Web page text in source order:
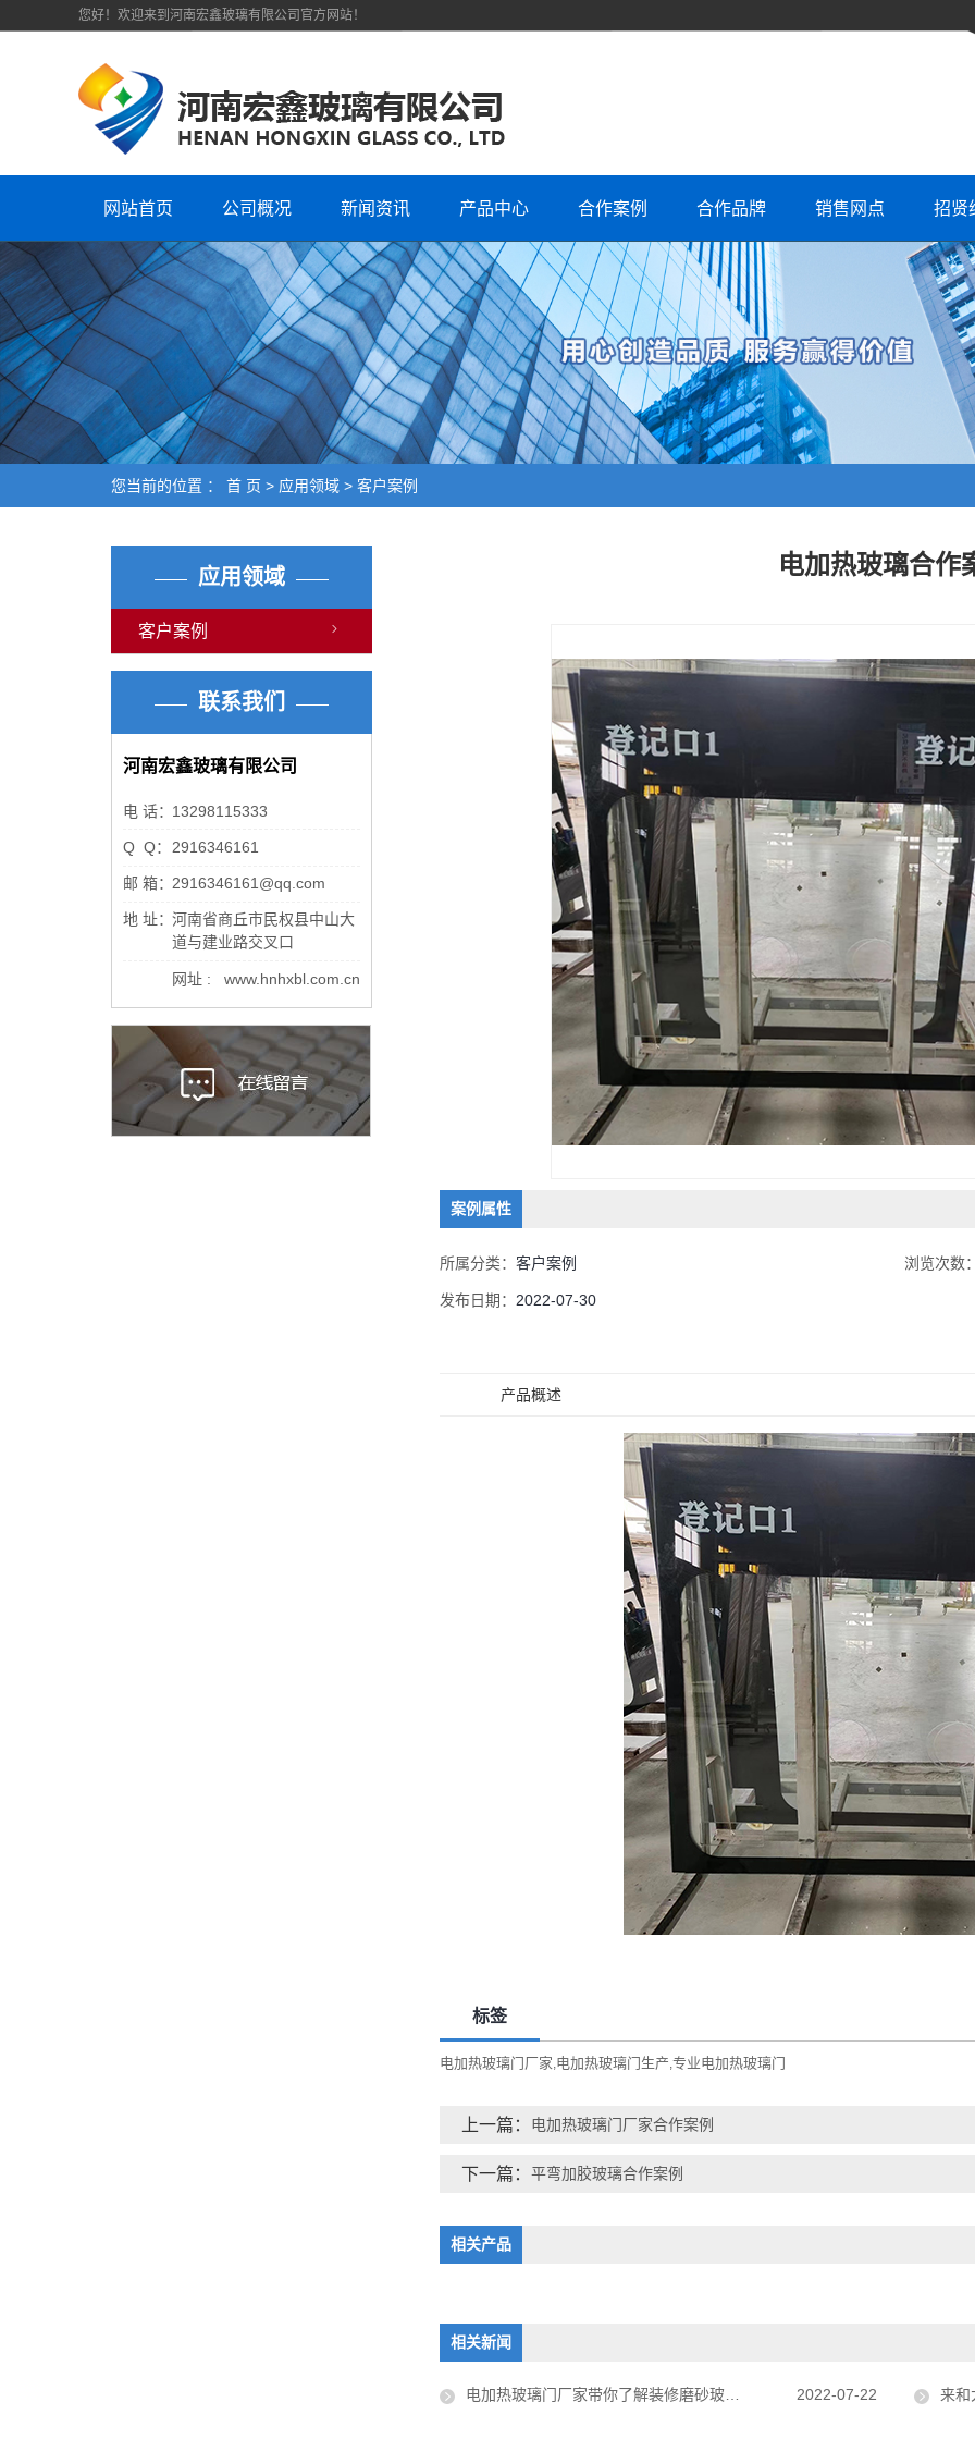
您好！欢迎来到河南宏鑫玻璃有限公司官方网站！
网站首页 公司概况 新闻资讯 产品中心 合作案例 合作品牌 销售网点 招贤
您当前的位置 ： 首 页 > 应用领域 > 客户案例
应用领域
客户案例
联系我们
河南宏鑫玻璃有限公司
电 话： 13298115333
Q Q： 2916346161
邮 箱： 2916346161@qq.com
地 址：河南省商丘市民权县中山大
道与建业路交叉口
网址 : www.hnhxbl.com.cn
电加热玻璃合作
案例属性
所属分类： 客户案例 浏览次数
发布日期： 2022-07-30
产品概述
标签
电加热玻璃门厂家,电加热玻璃门生产,专业电加热玻璃门
上一篇： 电加热玻璃门厂家合作案例
下一篇： 平弯加胶玻璃合作案例
相关产品
相关新闻
电加热玻璃门厂家带你了解装修磨砂玻璃门的选择 2022-07-22 来和